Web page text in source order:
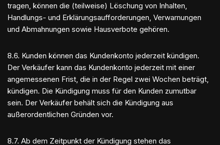
tragen, können die (teilweise) Löschung von Inhalten,
Handlungs- und Erklärungsaufforderungen, Verwarnungen
und Abmahnungen sowie Hausverbote gehören.
8.6. Kunden können das Kundenkonto jederzeit kündigen.
Der Verkäufer kann das Kundenkonto jederzeit mit einer
angemessenen Frist, die in der Regel zwei Wochen beträgt,
kündigen. Die Kündigung muss für den Kunden zumutbar
sein. Der Verkäufer behält sich die Kündigung aus
außerordentlichen Gründen vor.
8.7. Ab dem Zeitpunkt der Kündigung stehen das